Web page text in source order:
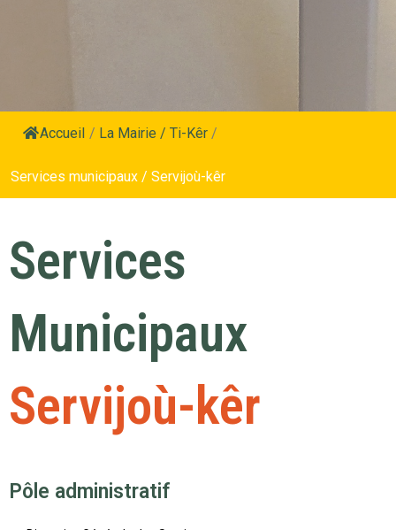
Accueil / La Mairie / Ti-Kêr /
Services municipaux / Servijoù-kêr
Services
Municipaux
Servijoù-kêr
Pôle administratif